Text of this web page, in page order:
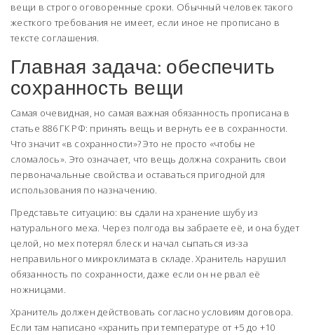
вещи в строго оговоренные сроки. Обычный человек такого
жесткого требования не имеет, если иное не прописано в
тексте соглашения.
Главная задача: обеспечить
сохранность вещи
Самая очевидная, но самая важная обязанность прописана в
статье 886 ГК РФ: принять вещь и вернуть ее в сохранности.
Что значит «в сохранности»? Это не просто «чтобы не
сломалось». Это означает, что вещь должна сохранить свои
первоначальные свойства и оставаться пригодной для
использования по назначению.
Представьте ситуацию: вы сдали на хранение шубу из
натурального меха. Через полгода вы забраете её, и она будет
целой, но мех потерял блеск и начал сыпаться из-за
неправильного микроклимата в складе. Хранитель нарушил
обязанность по сохранности, даже если он не рвал её
ножницами.
Хранитель должен действовать согласно условиям договора.
Если там написано «хранить при температуре от +5 до +10